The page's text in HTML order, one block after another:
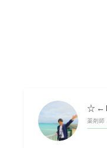
薬剤師